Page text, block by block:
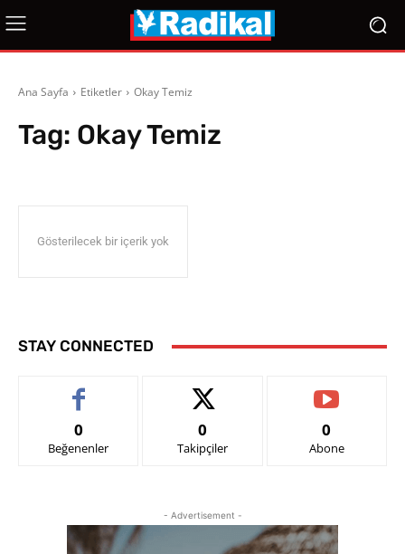
Ana Sayfa Etiketler Okay Temiz
Tag: Okay Temiz
Gösterilecek bir içerik yok
STAY CONNECTED
0
Beğenenler
0
Takipçiler
0
Abone
- Advertisement -